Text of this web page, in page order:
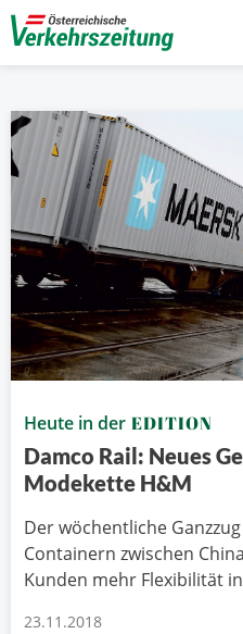
Heute in der EDITION
Damco Rail: Neues
Modekette H&M
Der wöchentliche
Containern zwischen
Kunden mehr Flexibilität
23.11.2018